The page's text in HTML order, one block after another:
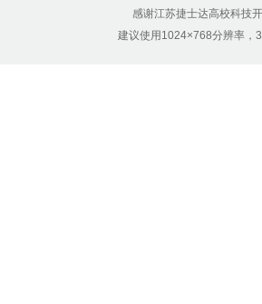
感谢江苏捷士达高校科技
建议使用1024×768分辨率，